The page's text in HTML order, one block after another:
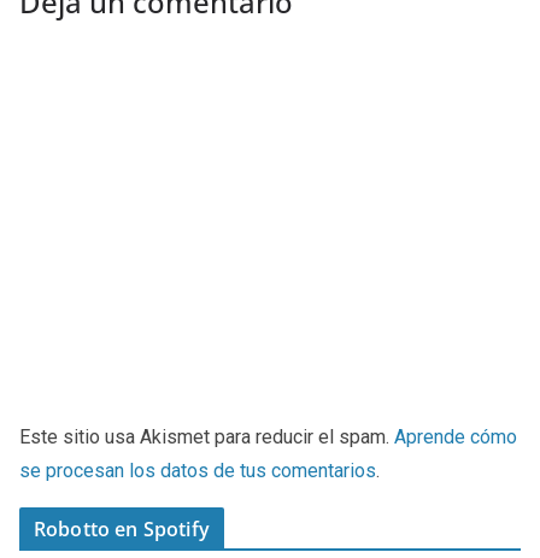
Este sitio usa Akismet para reducir el spam. Aprende cómo
se procesan los datos de tus comentarios.
Robotto en Spotify